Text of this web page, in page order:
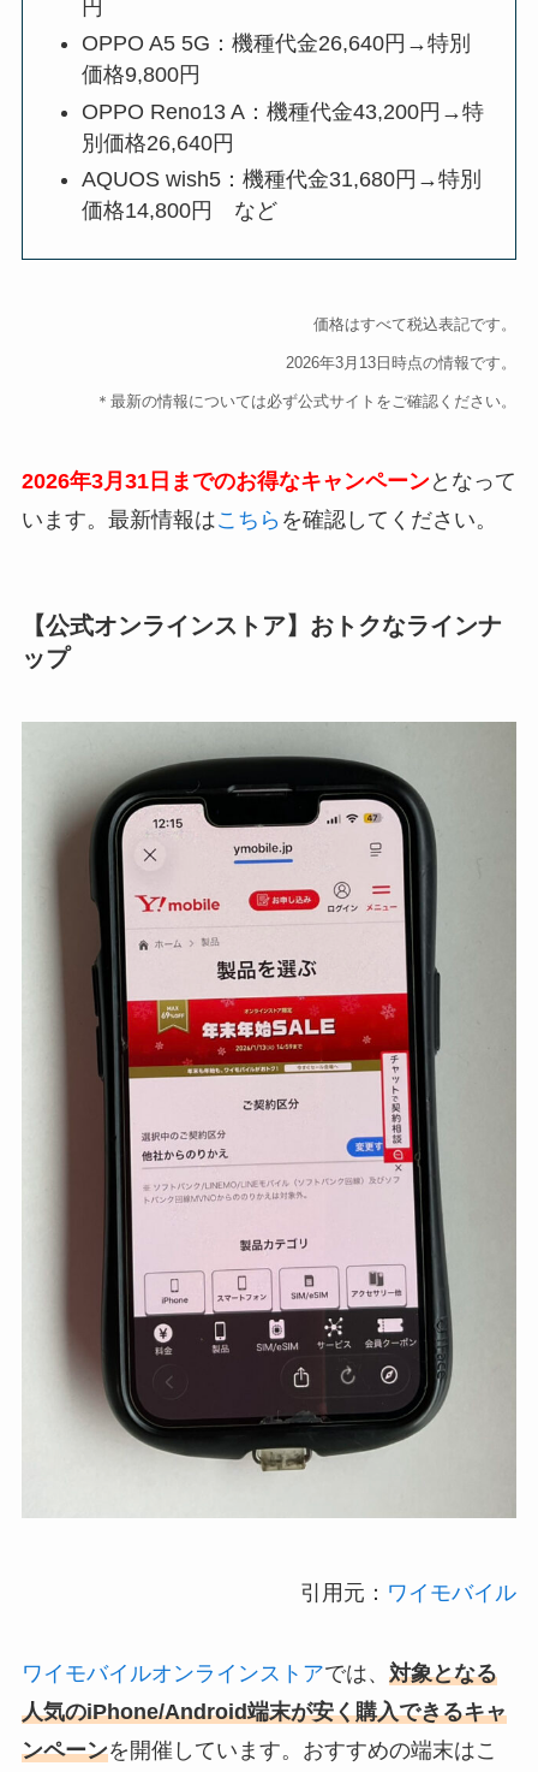
円
OPPO A5 5G：機種代金26,640円→特別
価格9,800円
OPPO Reno13 A：機種代金43,200円→特
別価格26,640円
AQUOS wish5：機種代金31,680円→特別
価格14,800円 など
価格はすべて税込表記です。
2026年3月13日時点の情報です。
＊最新の情報については必ず公式サイトをご確認ください。
2026年3月31日までのお得なキャンペーンとなって
います。最新情報はこちら を確認してください。
【公式オンラインストア】おトクなラインナ
ップ
引用元： ワイモバイル
ワイモバイルオンラインストアでは、 対象となる
人気のiPhone/Android端末が安く購入できるキャ
ンペーンを開催しています。おすすめの端末はこ